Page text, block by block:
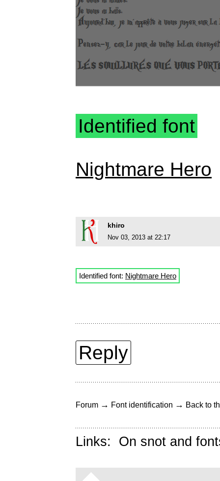
Identified font
Nightmare Hero
khiro
Nov 03, 2013 at 22:17
Identified font: Nightmare Hero
Reply
Forum → Font identification → Back to
Links: On snot and